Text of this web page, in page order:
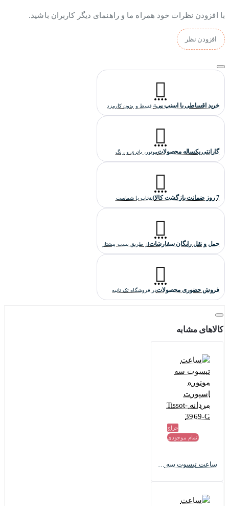
در بالا و پایین پیچ تنظیم ساعت طراحی شده، می توان از کرنوگراف آن
استفاده کرد.
یک قابلیت مهم و کابردی دیگری که بروی این ساعت طراحی شده
خود را اندازه بگیرند و این قابلیت دور قاب ساعت طراحی شده و نحوه
استفاده از آن را ما در مقاله ای جداگانه تشریح کردیم که در
استایل این ساعت تیسوت اسپورت است و با تیپ های غیررسمی و
اسپورت ست می شود. همچنین به عنوان یک ساعت روزمره بادوام نیز
جنس بدنه این ساعت از استیل ضدزنگ و ضدحساسیت ساخته شده
است. زِه قاب ساعت نیز از سرامیک ضدخش ساخته شده است.
موتور ساعت تیسوت مردانه Tissot-3972-G :
که ساخت شرکت میوتا می باشد و از کیفیت و دقت بسیار بالایی
برخوردار است و دارای ضمانت یکساله فروشگاه تک ثانیه می باشد.
نشان دادن زمان
دارای تاچیمتر
دارای کرنوگراف
تاریخ شمار
مقاله مرتبط:
کیفیت هایکپی است و کاملا منطبق برنمونه اورجینالش ساخته شده است
با افزودن نظرات خود همراه ما و راهنمای دیگر کاربران باشید.
افزودن نظر
خرید اقساطی با اسنپ پی4 قسط و بدون کارمزد
گارانتی یکساله محصولاتموتور، باتری و رنگ
7 روز ضمانت بازگشت کالا انتخاب با شماست
حمل و نقل رایگان سفارشاتاز طریق پست پیشتاز
فروش حضوری محصولاتدر فروشگاه تک ثانیه
کالاهای مشابه
حراج
اتمام موجودی
ساعت تیسوت سه موتوره اسپورت مردانه Tissot-3969-G